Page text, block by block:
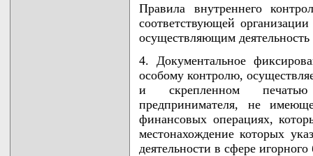
Правила внутреннего
соответствующей
осуществляющим деятельность
4. Документальное
особому контролю,
и скрепленном
предпринимателя, не
финансовых операциях,
местонахождение которых
деятельности в сфере игорного